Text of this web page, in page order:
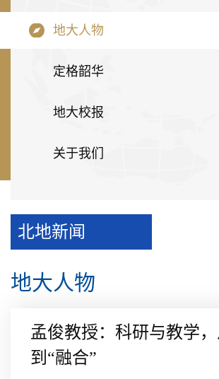
地大人物
定格韶华
地大校报
关于我们
北地新闻
地大人物
孟俊教授：科研与教学
到“融合”